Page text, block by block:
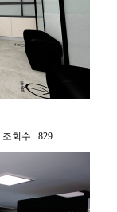
조회수 : 829